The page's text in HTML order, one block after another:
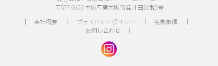
〒577-0053 大阪府東大阪市高井田18番2号
｜ 会社概要｜ プライバシーポリシー ｜ 免責事項｜
お問い合わせ ｜